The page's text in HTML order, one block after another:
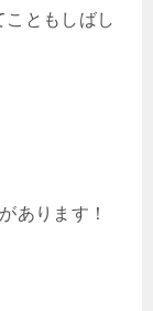
ともしばし
あります！